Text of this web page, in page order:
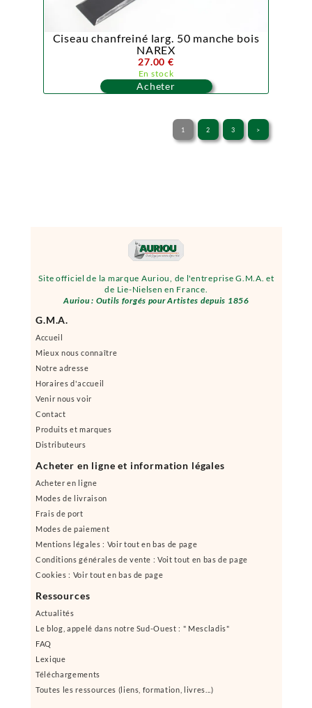
Site officiel de la marque Auriou, de l'entreprise G.M.A. et
de Lie-Nielsen en France.
Auriou : Outils forgés pour Artistes depuis 1856
G.M.A.
Accueil
Mieux nous connaître
Notre adresse
Horaires d'accueil
Venir nous voir
Contact
Produits et marques
Distributeurs
Acheter en ligne et information légales
Acheter en ligne
Modes de livraison
Frais de port
Modes de paiement
Mentions légales : Voir tout en bas de page
Conditions générales de vente : Voit tout en bas de page
Cookies : Voir tout en bas de page
Ressources
Actualités
Le blog, appelé dans notre Sud-Ouest : " Mescladis"
FAQ
Lexique
Téléchargements
Toutes les ressources (liens, formation, livres...)
Ciseau chanfreiné larg. 50 manche bois
NAREX
27.00 €
En stock
Acheter
1 2 3 >